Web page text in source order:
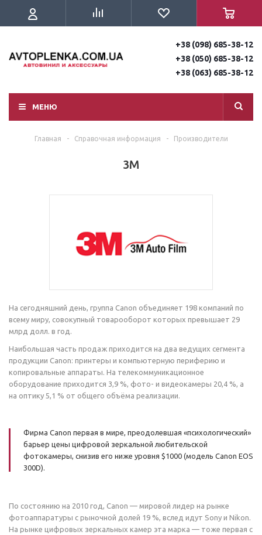
+38 (098) 685-38-12
+38 (050) 685-38-12
+38 (063) 685-38-12
МЕНЮ
Главная - Справочная информация - Производители
3M
На сегодняшний день, группа Canon объединяет 198 компаний по
всему миру, совокупный товарооборот которых превышает 29
млрд долл. в год.
Наибольшая часть продаж приходится на два ведущих сегмента
продукции Canon: принтеры и компьютерную периферию и
копировальные аппараты. На телекоммуникационное
оборудование приходится 3,9 %, фото- и видеокамеры 20,4 %, а
на оптику 5,1 % от общего объёма реализации.
Фирма Canon первая в мире, преодолевшая «психологический»
барьер цены цифровой зеркальной любительской
фотокамеры, снизив его ниже уровня $1000 (модель Canon EOS
300D).
По состоянию на 2010 год, Canon — мировой лидер на рынке
фотоаппаратуры c рыночной долей 19 %, вслед идут Sony и Nikon.
На рынке цифровых зеркальных камер эта марка — тоже первая с